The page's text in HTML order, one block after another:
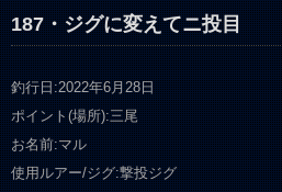
187・ジグに変えてニ投目
釣行日:2022年6月28日
ポイント(場所):三尾
お名前:マル
使用ルアー/ジグ:撃投ジグ